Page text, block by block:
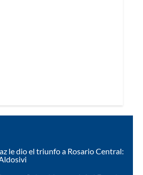
le dio el triunfo a Rosario Central: